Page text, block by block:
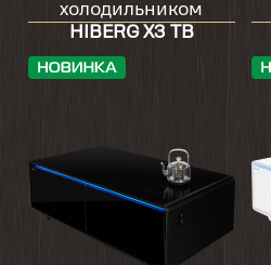
холодильником
HIBERG X3 TB